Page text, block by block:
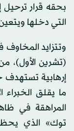
بحقه قرار ترحيل
التي دخلها
(تشرين الأول)،
إرهابية تستهدف
ما يقلق
المراهقة في
توك» الذي